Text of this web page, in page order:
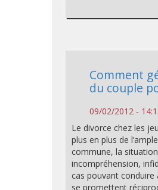
Comment
du couple
09/02/2012 -
Le divorce chez les
plus en plus de
commune, la
incompréhension,
cas pouvant
se promettent